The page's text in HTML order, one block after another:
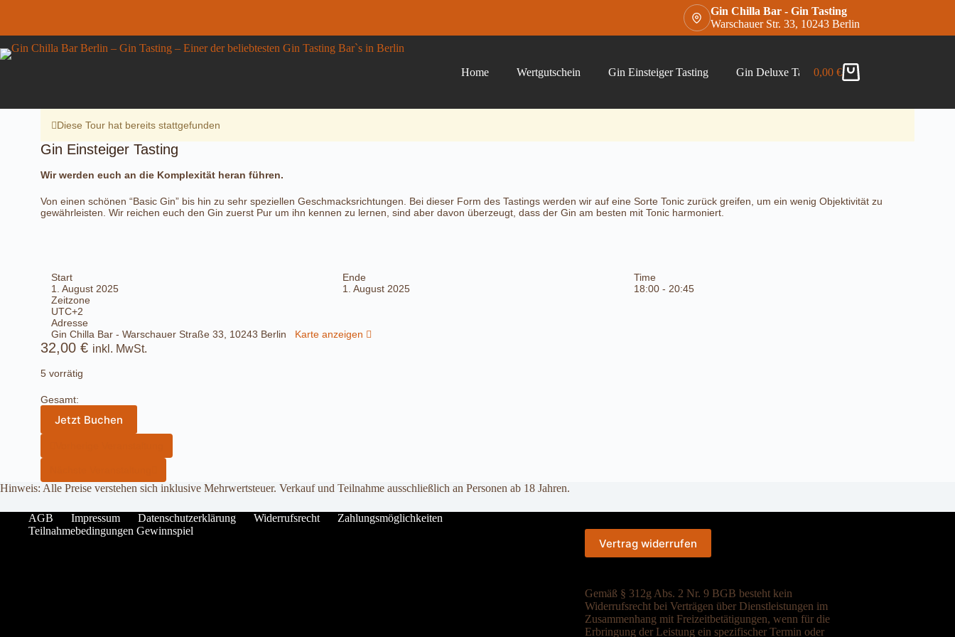
Menge
Gin Chilla Bar - Gin Tasting
Warschauer Str. 33, 10243 Berlin
Home Wertgutschein Gin Einsteiger Tasting Gin Deluxe Tasting Gin Chilla Bar Gins –
Warenkorb
0,00 €
Diese Tour hat bereits stattgefunden
Gin Einsteiger Tasting
Wir werden euch an die Komplexität heran führen.
Von einen schönen “Basic Gin” bis hin zu sehr speziellen Geschmacksrichtungen. Bei dieser Form des Tastings werden wir auf eine Sorte Tonic zurück greifen, um ein wenig Objektivität zu
gewährleisten. Wir reichen euch den Gin zuerst Pur um ihn kennen zu lernen, sind aber davon überzeugt, dass der Gin am besten mit Tonic harmoniert.
Start
1. August 2025
Ende
1. August 2025
Time
18:00 - 20:45
Zeitzone
UTC+2
Adresse
Gin Chilla Bar - Warschauer Straße 33, 10243 Berlin Karte anzeigen
32,00 € inkl. MwSt.
5 vorrätig
Gesamt:
Jetzt Buchen
Hinweis: Alle Preise verstehen sich inklusive Mehrwertsteuer. Verkauf und Teilnahme ausschließlich an Personen ab 18 Jahren.
AGB Impressum Datenschutzerklärung Widerrufsrecht
Zahlungsmöglichkeiten
Teilnahmebedingungen Gewinnspiel
Vertrag widerrufen
Gemäß § 312g Abs. 2 Nr. 9 BGB besteht kein
Widerrufsrecht bei Verträgen über Dienstleistungen im
Zusammenhang mit Freizeitbetätigungen, wenn für die
Erbringung der Leistung ein spezifischer Termin oder